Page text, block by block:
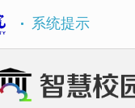
系统提示